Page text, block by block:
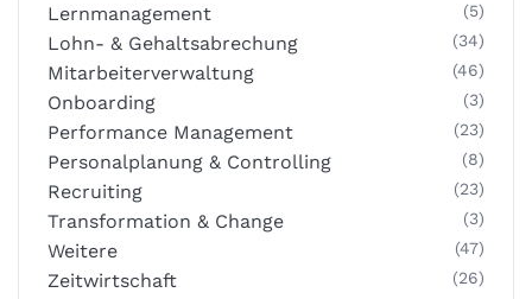
Lernmanagement (5)
Lohn- & Gehaltsabrechung (34)
Mitarbeiterverwaltung (46)
Onboarding (3)
Performance Management (23)
Personalplanung & Controlling (8)
Recruiting (23)
Transformation & Change (3)
Weitere (47)
Zeitwirtschaft (26)